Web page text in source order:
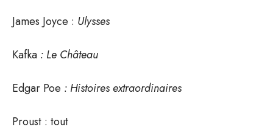
James Joyce : Ulysses
Kafka : Le Château
Edgar Poe : Histoires extraordinaires
Proust : tout